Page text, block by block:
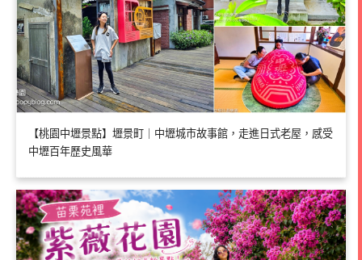
【桃園中壢景點】壢景町｜中壢城市故事館，走進日式老屋，感受
中壢百年歷史風華